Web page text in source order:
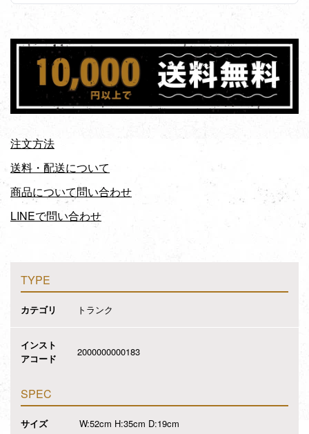
注文方法
送料・配送について
商品について問い合わせ
LINEで問い合わせ
TYPE
カテゴリ トランク
インスト
アコード
2000000000183
SPEC
サイズ W:52cm H:35cm D:19cm